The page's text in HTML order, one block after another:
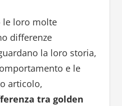
le loro molte
differenze
la loro storia,
e le
articolo,
tra golden